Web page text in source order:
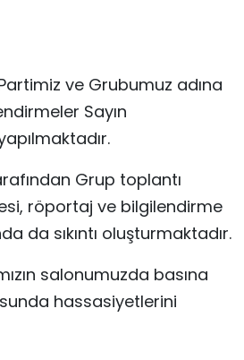
ve Grubumuz adına
Sayın
Grup toplantı
röportaj ve bilgilendirme
da sıkıntı oluşturmaktadır.
salonumuzda basına
hassasiyetlerini